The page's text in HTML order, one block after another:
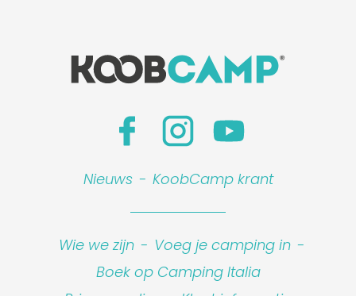
Nieuws - KoobCamp krant
Wie we zijn - Voeg je camping in -
Boek op Camping Italia